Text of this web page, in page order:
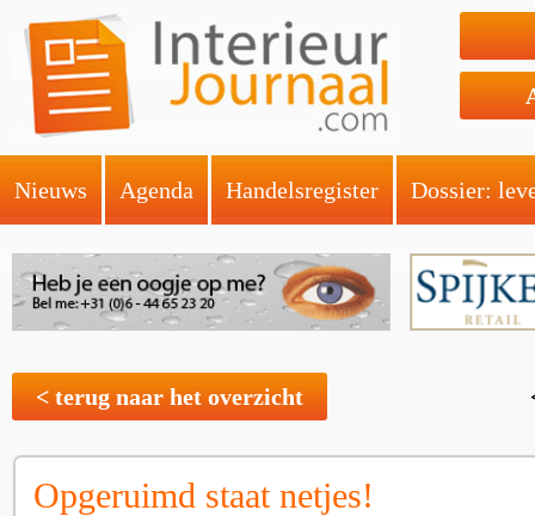
Nieuws Agenda Handelsregister Dossier:
< terug naar het overzicht
Opgeruimd staat netjes!